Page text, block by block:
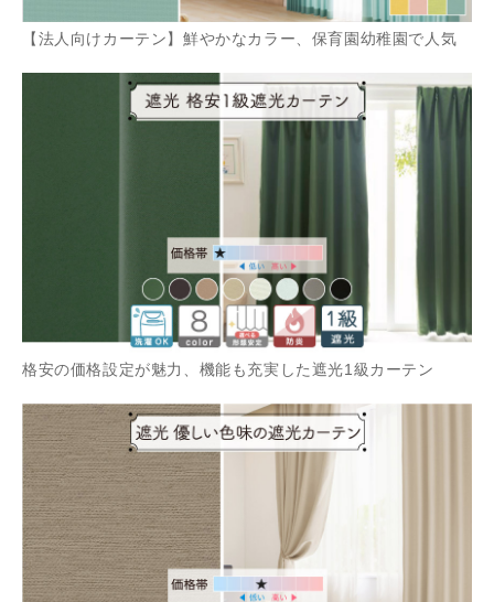
【法人向けカーテン】鮮やかなカラー、保育園幼稚園で人気
格安の価格設定が魅力、機能も充実した遮光1級カーテン